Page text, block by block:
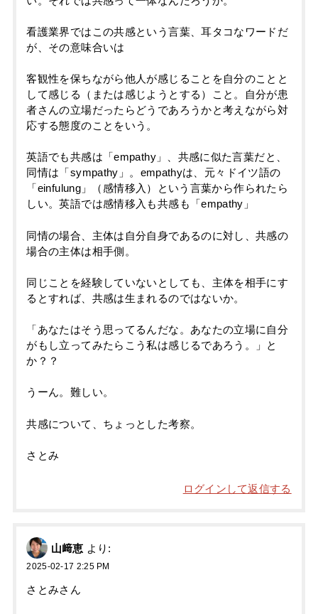
看護業界ではこの共感という言葉、耳タコなワードだ
が、その意味合いは
客観性を保ちながら他人が感じることを自分のことと
して感じる（または感じようとする）こと。自分が患
者さんの立場だったらどうであろうかと考えながら対
応する態度のことをいう。
英語でも共感は「empathy」、共感に似た言葉だと、
同情は「sympathy」。empathyは、元々ドイツ語の
「einfulung」（感情移入）という言葉から作られたら
しい。英語では感情移入も共感も「empathy」
同情の場合、主体は自分自身であるのに対し、共感の
場合の主体は相手側。
同じことを経験していないとしても、主体を相手にす
るとすれば、共感は生まれるのではないか。
「あなたはそう思ってるんだな。あなたの立場に自分
がもし立ってみたらこう私は感じるであろう。」と
か？？
うーん。難しい。
共感について、ちょっとした考察。
さとみ
ログインして返信する
山﨑恵 より:
2025-02-17 2:25 PM
さとみさん